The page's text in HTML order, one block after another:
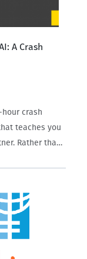
A Crash
crash
teaches you
Rather than